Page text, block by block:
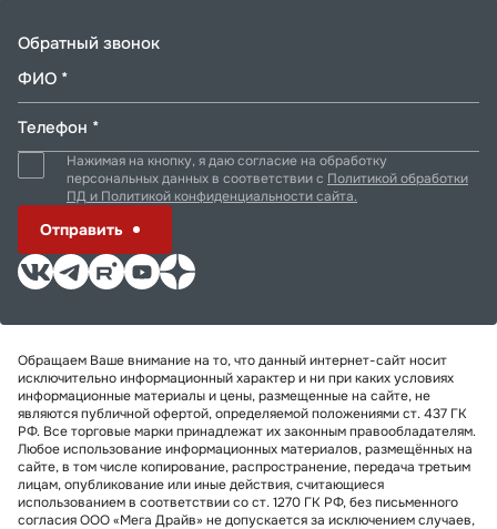
Обратный звонок
ФИО *
Телефон *
Нажимая на кнопку, я даю согласие на обработку
персональных данных в соответствии с Политикой обработки
ПД и Политикой конфиденциальности сайта.
Отправить
Обращаем Ваше внимание на то, что данный интернет-сайт носит
исключительно информационный характер и ни при каких условиях
информационные материалы и цены, размещенные на сайте, не
являются публичной офертой, определяемой положениями ст. 437 ГК
РФ. Все торговые марки принадлежат их законным правообладателям.
Любое использование информационных материалов, размещённых на
сайте, в том числе копирование, распространение, передача третьим
лицам, опубликование или иные действия, считающиеся
использованием в соответствии со ст. 1270 ГК РФ, без письменного
согласия ООО «Мега Драйв» не допускается за исключением случаев,